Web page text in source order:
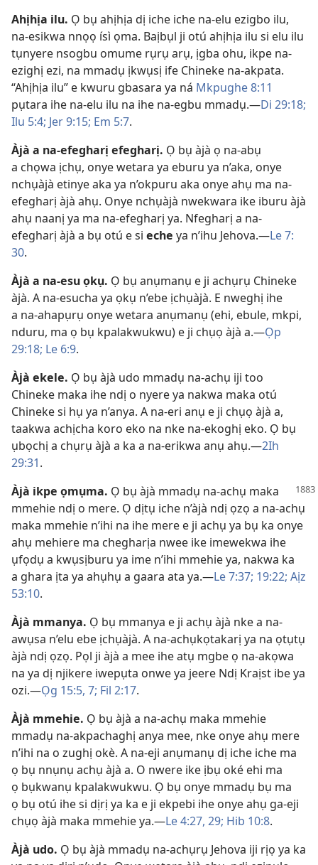
Ahịhịa ilu. Ọ bụ ahịhịa dị iche iche na-elu ezigbo ilu,
na-esikwa nnọọ ísì ọma. Baịbụl ji otú ahịhịa ilu si elu ilu
tụnyere nsogbu omume rụrụ arụ, ịgba ohu, ikpe na-
ezighị ezi, na mmadụ ịkwụsị ife Chineke na-akpata.
“Ahịhịa ilu” e kwuru gbasara ya ná Mkpughe 8:​11
pụtara ihe na-elu ilu na ihe na-egbu mmadụ.​—Di 29:18;
Ilu 5:4; Jer 9:​15; Em 5:7.
Àjà a na-efegharị efegharị. Ọ bụ àjà ọ na-abụ
a chọwa ịchụ, onye wetara ya eburu ya n’aka, onye
nchụàjà etinye aka ya n’okpuru aka onye ahụ ma na-
efegharị àjà ahụ. Onye nchụàjà nwekwara ike iburu àjà
ahụ naanị ya ma na-efegharị ya. Nfegharị a na-
efegharị àjà a bụ otú e si eche ya n’ihu Jehova.​—Le 7:​
30.
Àjà a na-esu ọkụ. Ọ bụ anụmanụ e ji achụrụ Chineke
àjà. A na-esucha ya ọkụ n’ebe ịchụàjà. E nweghị ihe
a na-ahapụrụ onye wetara anụmanụ (ehi, ebule, mkpi,
nduru, ma ọ bụ kpalakwukwu) e ji chụọ àjà a.​—Ọp
29:18; Le 6:9.
Àjà ekele. Ọ bụ àjà udo mmadụ na-achụ iji too
Chineke maka ihe ndị o nyere ya nakwa maka otú
Chineke si hụ ya n’anya. A na-eri anụ e ji chụọ àjà a,
taakwa achịcha koro eko na nke na-ekoghị eko. Ọ bụ
ụbọchị a chụrụ àjà a ka a na-erikwa anụ ahụ.​—2Ih
29:31.
Àjà ikpe ọmụma. Ọ bụ àjà mmadụ na-achụ maka
mmehie ndị o mere. Ọ dịtụ iche n’àjà ndị ọzọ a na-achụ
maka mmehie n’ihi na ihe mere e ji achụ ya bụ ka onye
ahụ mehiere ma chegharịa nwee ike imewekwa ihe
ụfọdụ a kwụsịburu ya ime n’ihi mmehie ya, nakwa ka
a ghara ịta ya ahụhụ a gaara ata ya.​—Le 7:​37; 19:22; Aịz
53:10.
Àjà mmanya. Ọ bụ mmanya e ji achụ àjà nke a na-
awụsa n’elu ebe ịchụàjà. A na-achụkọtakarị ya na ọtụtụ
àjà ndị ọzọ. Pọl ji àjà a mee ihe atụ mgbe ọ na-akọwa
na ya dị njikere iwepụta onwe ya jeere Ndị Kraịst ibe ya
ozi.​—Ọg 15:5, 7; Fil 2:​17.
Àjà mmehie. Ọ bụ àjà a na-achụ maka mmehie
mmadụ na-akpachaghị anya mee, nke onye ahụ mere
n’ihi na o zughị okè. A na-eji anụmanụ dị iche iche ma
ọ bụ nnụnụ achụ àjà a. O nwere ike ịbụ oké ehi ma
ọ bụkwanụ kpalakwukwu. Ọ bụ onye mmadụ bụ ma
ọ bụ otú ihe si dịrị ya ka e ji ekpebi ihe onye ahụ ga-eji
chụọ àjà maka mmehie ya.​—Le 4:​27, 29; Hib 10:8.
Àjà udo. Ọ bụ àjà mmadụ na-achụrụ Jehova iji rịọ ya ka